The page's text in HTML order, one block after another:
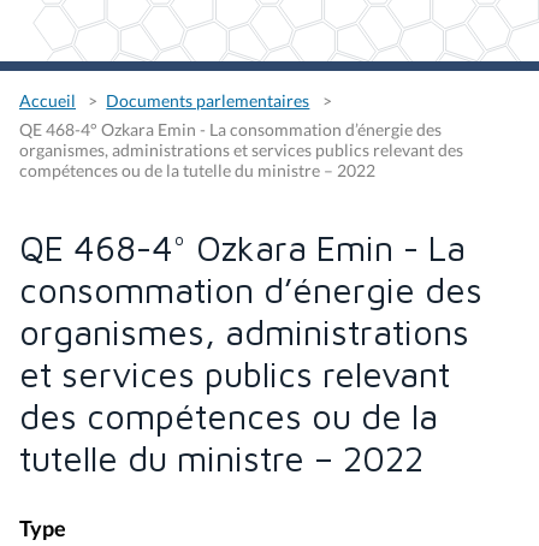
Accueil
Documents parlementaires
QE 468-4° Ozkara Emin - La consommation d’énergie des
organismes, administrations et services publics relevant des
compétences ou de la tutelle du ministre – 2022
QE 468-4° Ozkara Emin - La
consommation d’énergie des
organismes, administrations
et services publics relevant
des compétences ou de la
tutelle du ministre – 2022
Type